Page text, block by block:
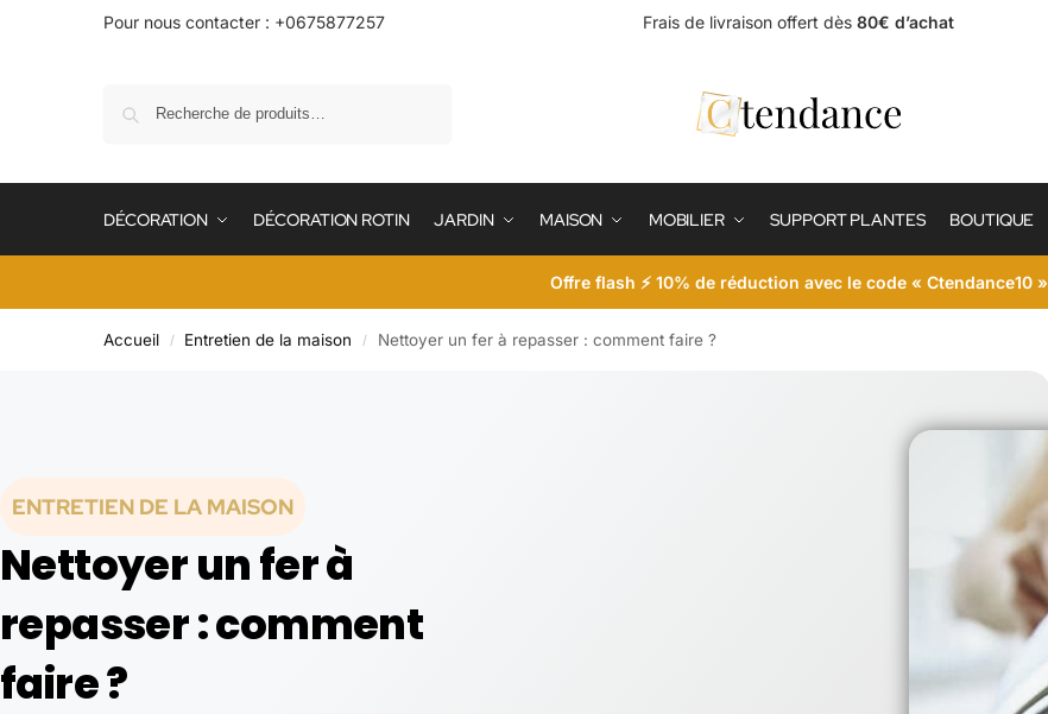
Pour nous contacter : +0675877257 Frais de livraison offert dès 80€ d’achat
DÉCORATION DÉCORATION ROTIN JARDIN MAISON MOBILIER SUPPORT PLANTES BOUTIQUE
Offre flash ⚡ 10% de réduction avec le code « Ctendance10 »
Accueil / Entretien de la maison / Nettoyer un fer à repasser : comment faire ?
ENTRETIEN DE LA MAISON
Nettoyer un fer à
repasser : comment
faire ?